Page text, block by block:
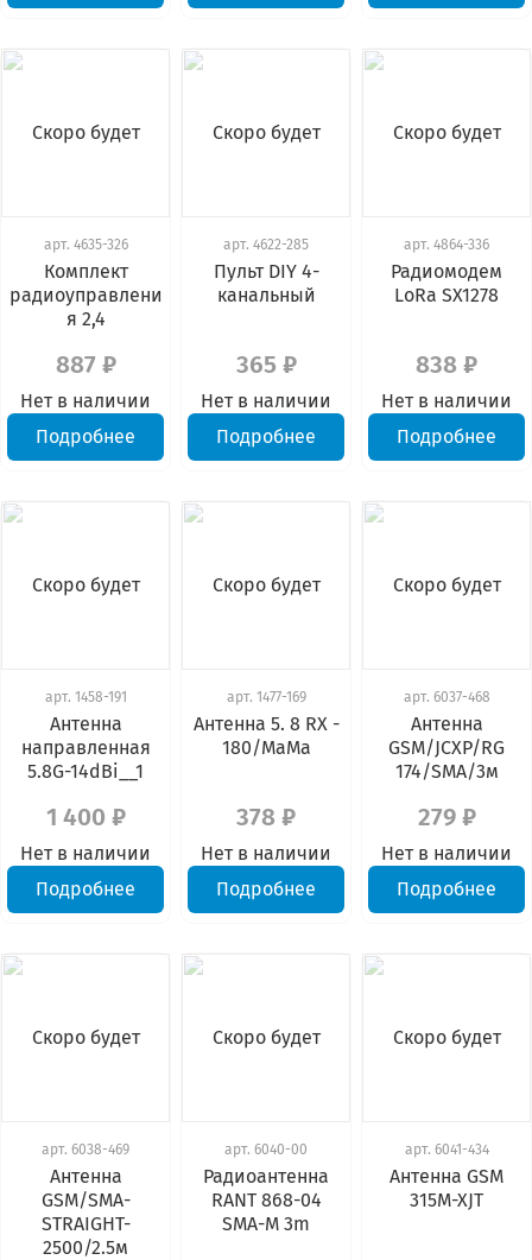
Скоро будет
арт. 4635-326
Комплект
радиоуправлени
я 2,4
887 ₽
Нет в наличии
Подробнее
Скоро будет
арт. 4622-285
Пульт DIY 4-
канальный
365 ₽
Нет в наличии
Подробнее
Скоро будет
арт. 4864-336
Радиомодем
LoRa SX1278
838 ₽
Нет в наличии
Подробнее
Скоро будет
арт. 1458-191
Антенна
направленная
5.8G-14dBi__1
1 400 ₽
Нет в наличии
Подробнее
Скоро будет
арт. 1477-169
Антенна 5. 8 RX -
180/МаМа
378 ₽
Нет в наличии
Подробнее
Скоро будет
арт. 6037-468
Антенна
GSM/JCXP/RG
174/SMA/3м
279 ₽
Нет в наличии
Подробнее
Скоро будет
арт. 6038-469
Антенна
GSM/SMA-
STRAIGHT-
2500/2.5м
Скоро будет
арт. 6040-00
Радиоантенна
RANT 868-04
SMA-M 3m
Скоро будет
арт. 6041-434
Антенна GSM
315M-XJT